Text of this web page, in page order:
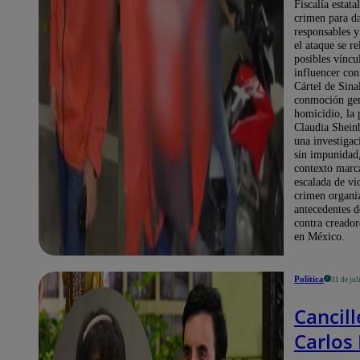
Fiscalía
crimen para
responsables
el ataque se
posibles
influencer
Cártel de
conmoción
homicidio, la
Claudia
una
sin
contexto
escalada de
crimen
antecedentes
contra
en México.
Política 31 de
Carlos